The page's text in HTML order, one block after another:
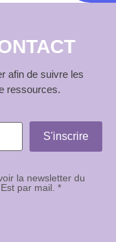
afin de suivre les
ressources.
la newsletter du
par mail. *